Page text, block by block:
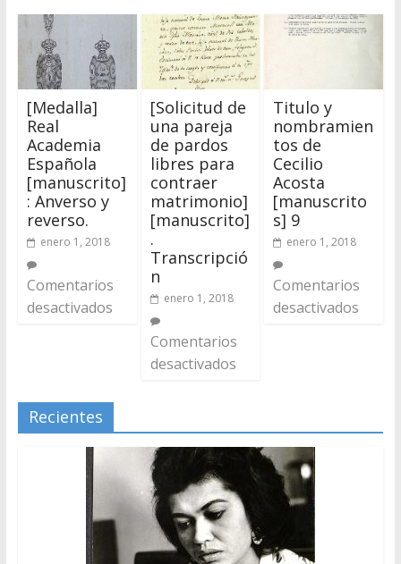
[Medalla]
Real
Academia
Española
[manuscrito]
: Anverso y
reverso.
enero 1, 2018
Comentarios
desactivados
[Solicitud de
una pareja
de pardos
libres para
contraer
matrimonio]
[manuscrito]
.
Transcripció
n
enero 1, 2018
Comentarios
desactivados
Titulo y
nombramien
tos de
Cecilio
Acosta
[manuscrito
s] 9
enero 1, 2018
Comentarios
desactivados
Recientes